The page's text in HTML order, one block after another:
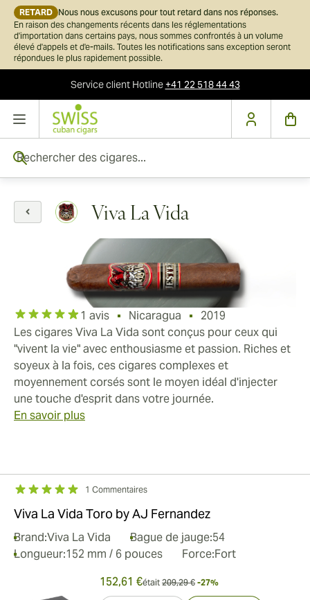
RETARD Nous nous excusons pour tout retard dans nos réponses.
En raison des changements récents dans les réglementations
d'importation dans certains pays, nous sommes confrontés à un volume
élevé d'appels et d'e-mails. Toutes les notifications sans exception seront
répondues le plus rapidement possible.
Service clientHotline+41 22 518 44 43
Skip to Content
Viva La Vida
1 avis Nicaragua
2019
Les cigares Viva La Vida sont conçus pour ceux qui
"vivent la vie" avec enthousiasme et passion. Riches et
soyeux à la fois, ces cigares complexes et
moyennement corsés sont le moyen idéal d'injecter
une touche d'esprit dans votre journée.
En savoir plus
1 Commentaires
Viva La Vida Toro by AJ Fernandez
Brand:Viva La Vida Bague de jauge:54
Longueur:152 mm / 6 pouces Force:Fort
152,61 €était 209,29 € -27%